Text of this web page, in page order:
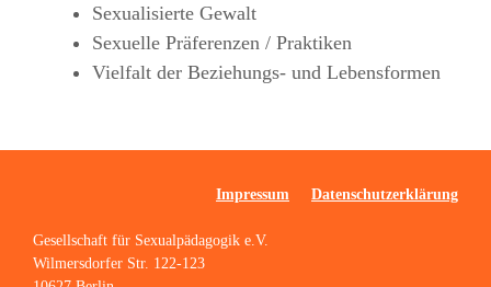
Sexualisierte Gewalt
Sexuelle Präferenzen / Praktiken
Vielfalt der Beziehungs- und Lebensformen
Impressum Datenschutzerklärung
Gesellschaft für Sexualpädagogik e.V.
Wilmersdorfer Str. 122-123